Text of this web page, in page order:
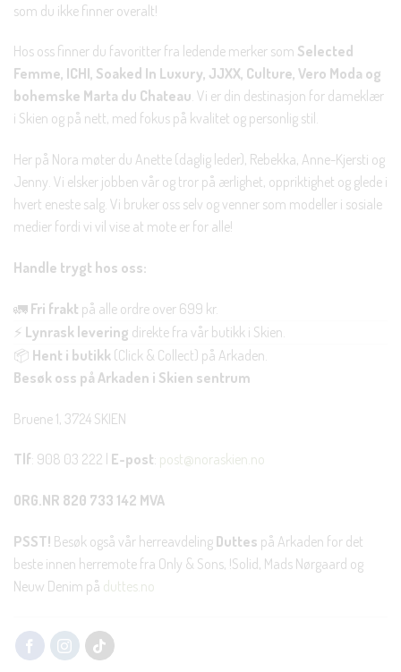
som du ikke finner overalt!
Hos oss finner du favoritter fra ledende merker som Selected
Femme, ICHI, Soaked In Luxury, JJXX, Culture, Vero Moda og
bohemske Marta du Chateau. Vi er din destinasjon for dameklær
i Skien og på nett, med fokus på kvalitet og personlig stil.
Her på Nora møter du Anette (daglig leder), Rebekka, Anne-Kjersti og
Jenny. Vi elsker jobben vår og tror på ærlighet, oppriktighet og glede i
hvert eneste salg. Vi bruker oss selv og venner som modeller i sosiale
medier fordi vi vil vise at mote er for alle!
Handle trygt hos oss:
🚛 Fri frakt på alle ordre over 699 kr.
⚡ Lynrask levering direkte fra vår butikk i Skien.
📦 Hent i butikk (Click & Collect) på Arkaden.
Besøk oss på Arkaden i Skien sentrum
Bruene 1, 3724 SKIEN
Tlf: 908 03 222 | E-post: post@noraskien.no
ORG.NR 820 733 142 MVA
PSST! Besøk også vår herreavdeling Duttes på Arkaden for det
beste innen herremote fra Only & Sons, !Solid, Mads Nørgaard og
Neuw Denim på duttes.no